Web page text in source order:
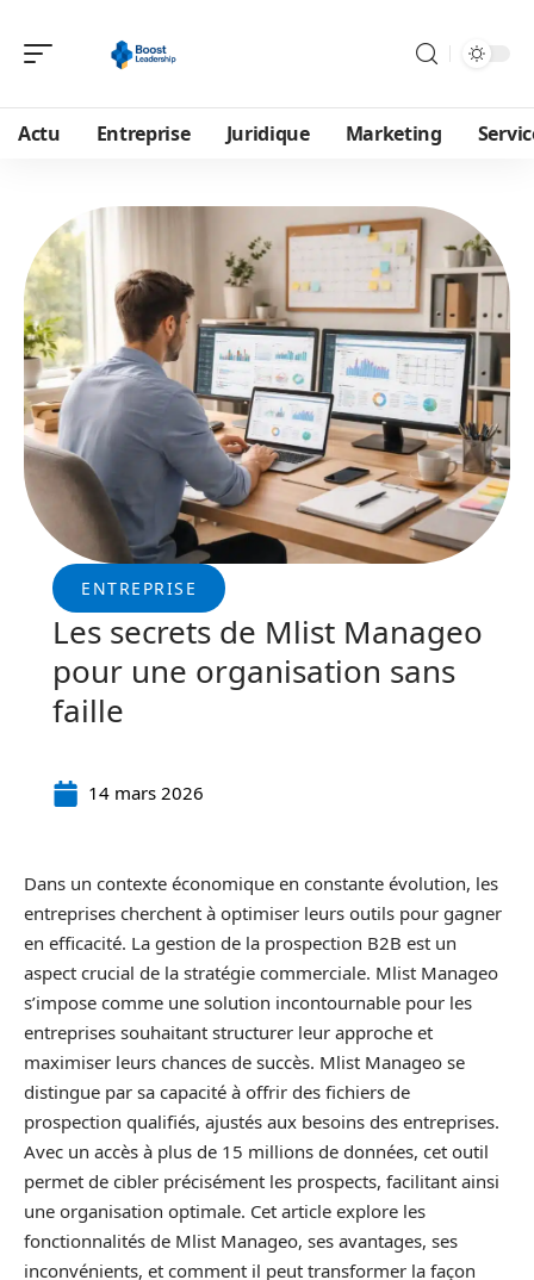
Actu Entreprise Juridique Marketing
ENTREPRISE
Les secrets de Mlist Manageo
pour une organisation sans
faille
14 mars 2026
Dans un contexte économique en constante évolution, les
entreprises cherchent à optimiser leurs outils pour gagner
en efficacité. La gestion de la prospection B2B est un
aspect crucial de la stratégie commerciale. Mlist Manageo
s’impose comme une solution incontournable pour les
entreprises souhaitant structurer leur approche et
maximiser leurs chances de succès. Mlist Manageo se
distingue par sa capacité à offrir des fichiers de
prospection qualifiés, ajustés aux besoins des entreprises.
Avec un accès à plus de 15 millions de données, cet outil
permet de cibler précisément les prospects, facilitant ainsi
une organisation optimale. Cet article explore les
fonctionnalités de Mlist Manageo, ses avantages, ses
inconvénients, et comment il peut transformer la façon